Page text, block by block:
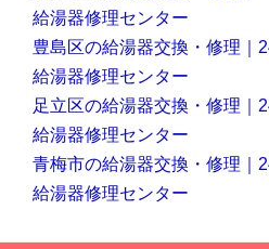
給湯器修理センター
豊島区の給湯器交換・修理｜
給湯器修理センター
足立区の給湯器交換・修理｜
給湯器修理センター
青梅市の給湯器交換・修理｜
給湯器修理センター